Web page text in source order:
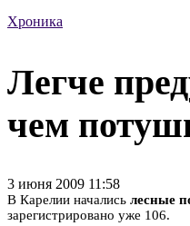
Хроника
Легче
чем
3 июня 2009 11:58
В Карелии начались лесные
зарегистрировано уже 106.